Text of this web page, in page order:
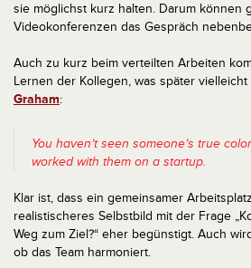
sie möglichst kurz halten. Darum können
Videokonferenzen das Gespräch
Auch zu kurz beim verteilten Arbeiten
Lernen der Kollegen, was später
Graham:
You haven’t seen someone’s true
worked with them on a startup.
Klar ist, dass ein gemeinsamer
realistischeres Selbstbild mit der Frage
Weg zum Ziel?“ eher begünstigt. Auch
ob das Team harmoniert.